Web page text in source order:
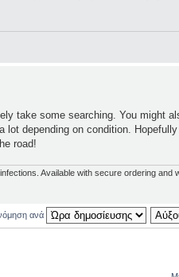
take some searching. You might
depending on condition.
road!
Available with secure ordering and
ανά